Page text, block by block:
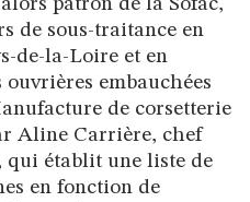
patron de la Sofac,
de sous-traitance en
de-la-Loire et en
embauchées
de corsetterie
Aline Carrière, chef
qui établit une liste de
en fonction de